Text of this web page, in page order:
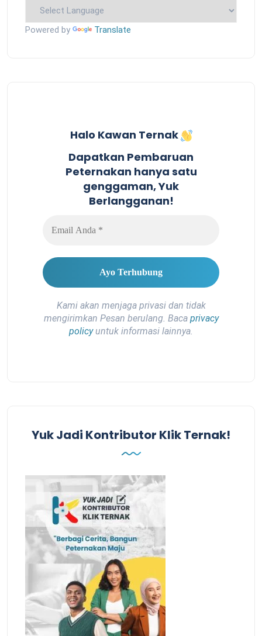
Powered by Translate
Halo Kawan Ternak
Dapatkan Pembaruan
Peternakan hanya satu
genggaman, Yuk
Berlangganan!
Kami akan menjaga privasi dan tidak
mengirimkan Pesan berulang. Baca privacy
policyuntuk informasi lainnya.
Yuk Jadi Kontributor Klik Ternak!